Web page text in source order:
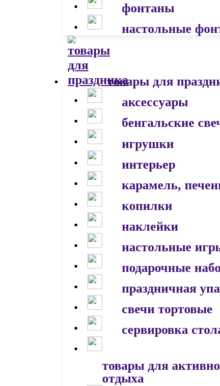
фонтаны
настольные
товары для
аксессуары
бенгальские
игрушки
интерьер
карамель,
копилки
наклейки
настольные
подарочные
праздничная
свечи тортовые
сервировка
товары для
отдыха